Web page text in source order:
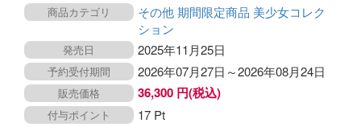
商品カテゴリ その他 期間限定商品 美少女コレク
ション
発売日 2025年11月25日
予約受付期間 2026年07月27日～2026年08月24日
販売価格 36,300 円(税込)
付与ポイント 17 Pt